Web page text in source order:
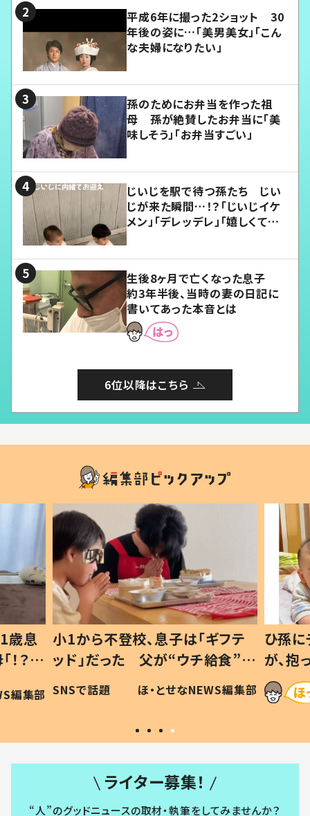
平成6年に撮った2ショット 30
年後の姿に…「美男美女」「こん
な夫婦になりたい」
孫のためにお弁当を作った祖
母 孫が絶賛したお弁当に「美
味しそう」「お弁当すごい」
じいじを駅で待つ孫たち じい
じが来た瞬間…！？「じいじイケ
メン」「デレッデレ」「嬉しくて可
生後8ヶ月で亡くなった息子
約3年半後、当時の妻の日記に
書いてあった本音とは
6位以降はこちら
歳息
？」
編集部
小1から不登校、息子は「ギフテ
ッド」だった 父が“ウチ給食”を
作り続ける理由とは #令和の親
#令和の子
SNSで話題 ほ・とせなNEWS編集部
ひ孫
が、
「涙が
い」
ライター募集！
“人”のグッドニュースの取材・執筆をしてみませんか？